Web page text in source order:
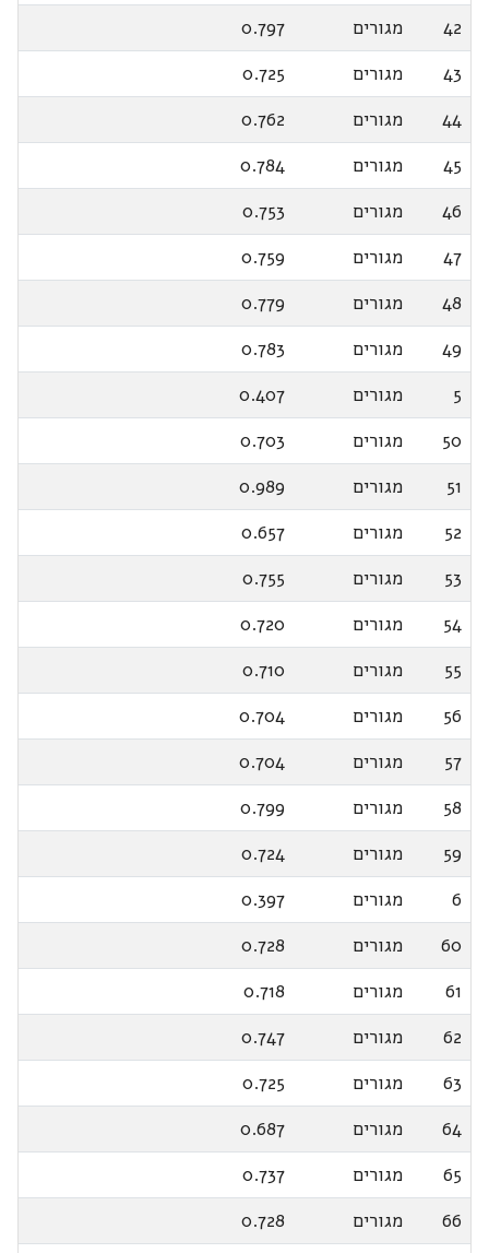
42
מגורים
0.797
43
מגורים
0.725
44
מגורים
0.762
45
מגורים
0.784
46
מגורים
0.753
47
מגורים
0.759
48
מגורים
0.779
49
מגורים
0.783
5
מגורים
0.407
50
מגורים
0.703
51
מגורים
0.989
52
מגורים
0.657
53
מגורים
0.755
54
מגורים
0.720
55
מגורים
0.710
56
מגורים
0.704
57
מגורים
0.704
58
מגורים
0.799
59
מגורים
0.724
6
מגורים
0.397
60
מגורים
0.728
61
מגורים
0.718
62
מגורים
0.747
63
מגורים
0.725
64
מגורים
0.687
65
מגורים
0.737
66
מגורים
0.728